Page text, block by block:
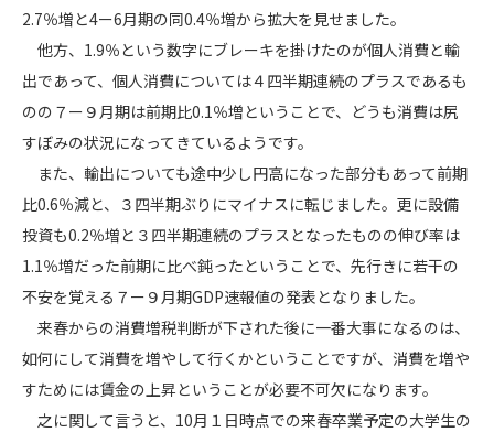
2.7％増と4ー6月期の同0.4％増から拡大を見せました。
他方、1.9％という数字にブレーキを掛けたのが個人消費と輸
出であって、個人消費については４四半期連続のプラスであるも
のの７ー９月期は前期比0.1％増ということで、どうも消費は尻
すぼみの状況になってきているようです。
また、輸出についても途中少し円高になった部分もあって前期
比0.6％減と、３四半期ぶりにマイナスに転じました。更に設備
投資も0.2％増と３四半期連続のプラスとなったものの伸び率は
1.1％増だった前期に比べ鈍ったということで、先行きに若干の
不安を覚える７ー９月期GDP速報値の発表となりました。
来春からの消費増税判断が下された後に一番大事になるのは、
如何にして消費を増やして行くかということですが、消費を増や
すためには賃金の上昇ということが必要不可欠になります。
之に関して言うと、10月１日時点での来春卒業予定の大学生の